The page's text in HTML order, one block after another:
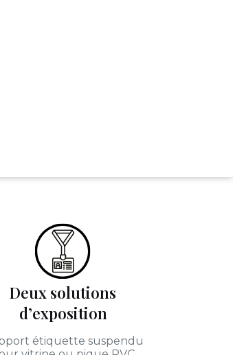
Deux solutions
d’exposition
étiquette suspendu